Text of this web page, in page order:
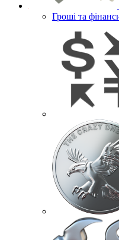
Гроші та